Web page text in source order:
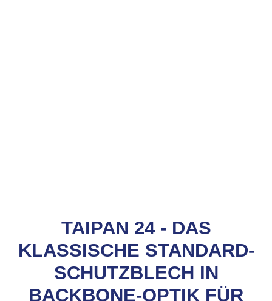
TAIPAN 24 - DAS
KLASSISCHE STANDARD-
SCHUTZBLECH IN
BACKBONE-OPTIK FÜR